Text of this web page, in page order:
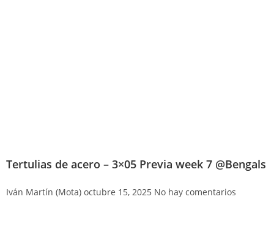
Tertulias de acero – 3×05 Previa week 7 @Bengals
Iván Martín (Mota) octubre 15, 2025 No hay comentarios